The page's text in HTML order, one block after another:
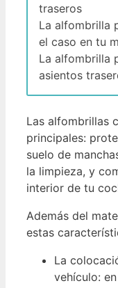
traseros
La alfombrilla
el caso en tu
La alfombrilla
asientos
Las alfombrillas
principales:
suelo de
la limpieza, y
interior de tu
Además del
estas
La
vehículo: